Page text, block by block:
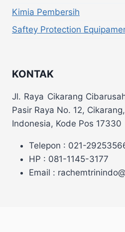
Kimia Pembersih
Saftey Protection
KONTAK
Jl. Raya Cikarang
Pasir Raya No. 12,
Indonesia, Kode Pos 17330
Telepon : 021-
HP : 081-1145-3177
Email :